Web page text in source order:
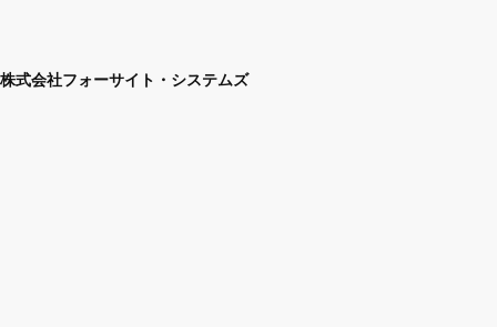
株式会社フォーサイト・システムズ